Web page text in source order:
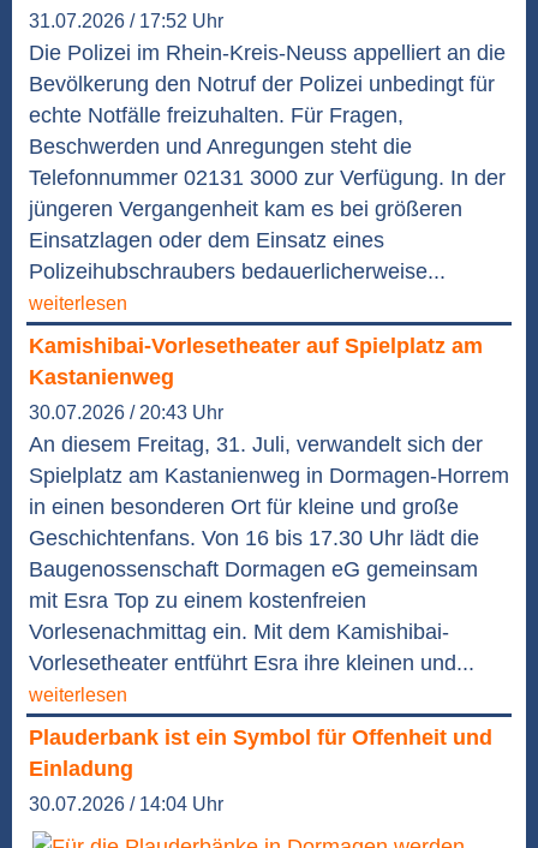
31.07.2026 / 17:52 Uhr
Die Polizei im Rhein-Kreis-Neuss appelliert an die
Bevölkerung den Notruf der Polizei unbedingt für
echte Notfälle freizuhalten. Für Fragen,
Beschwerden und Anregungen steht die
Telefonnummer 02131 3000 zur Verfügung. In der
jüngeren Vergangenheit kam es bei größeren
Einsatzlagen oder dem Einsatz eines
Polizeihubschraubers bedauerlicherweise...
weiterlesen
Kamishibai-Vorlesetheater auf Spielplatz am
Kastanienweg
30.07.2026 / 20:43 Uhr
An diesem Freitag, 31. Juli, verwandelt sich der
Spielplatz am Kastanienweg in Dormagen-Horrem
in einen besonderen Ort für kleine und große
Geschichtenfans. Von 16 bis 17.30 Uhr lädt die
Baugenossenschaft Dormagen eG gemeinsam
mit Esra Top zu einem kostenfreien
Vorlesenachmittag ein. Mit dem Kamishibai-
Vorlesetheater entführt Esra ihre kleinen und...
weiterlesen
Plauderbank ist ein Symbol für Offenheit und
Einladung
30.07.2026 / 14:04 Uhr